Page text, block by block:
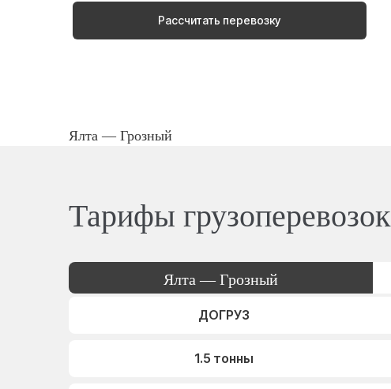
Рассчитать перевозку
Ялта — Грозный
Тарифы грузоперевозок
Ялта — Грозный
ДОГРУЗ
1.5 тонны